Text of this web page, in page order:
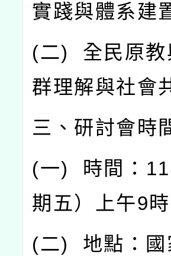
實踐與體系建
(二) 全民原
群理解與社會
三、研討會時
(一) 時間：
期五）上午9
(二) 地點：